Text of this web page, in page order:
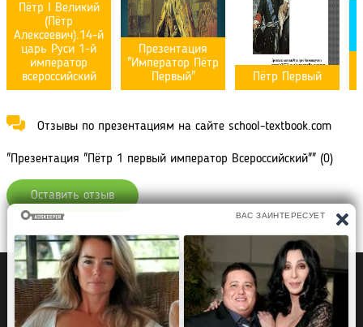
Пётр I Великий
(Пётр
Алексеевич).14-й
царь Руси 1-й
император
всероссийский
Презентация
"Император Пётр
Первый"
Пётр Первый
Отзывы по презентациям на сайте school-textbook.com
"Презентация "Пётр 1 первый император Всероссийский"" (0)
Оставить отзыв
Политика конфиденциальности
Правообладателям
Рефераты Дипломы Курсовые работы